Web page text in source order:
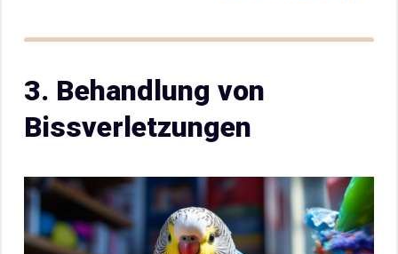
3. Behandlung von
Bissverletzungen